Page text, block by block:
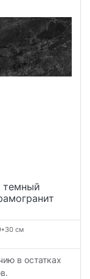
темный
см
в остатках